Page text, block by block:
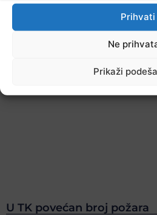
Prihvati
Ne
Prikaži
U TK povećan broj požara